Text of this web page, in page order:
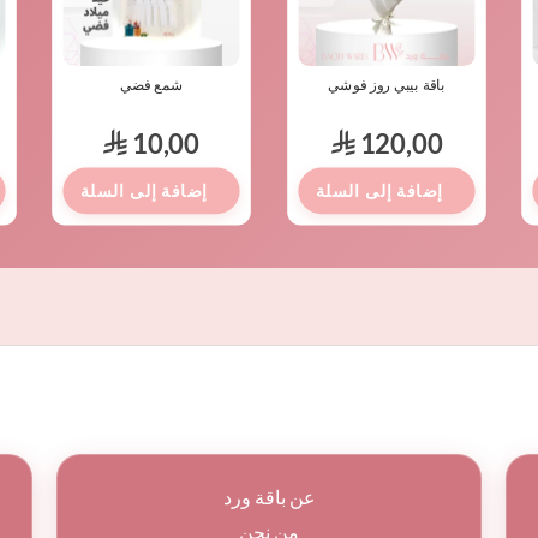
باقة بيبي روز فوشي
⃁120,00
شمع فضي
⃁10,00
عن باقة ورد
من نحن